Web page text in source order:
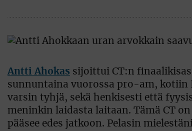
Antti Ahokas sijoittui CT:n
sunnuntaina vuorossa pro-am, kotiin
varsin tyhjä, sekä henkisesti että
meninkin laidasta laitaan. Tämä CT
pääsee edes jatkoon. Pelasin